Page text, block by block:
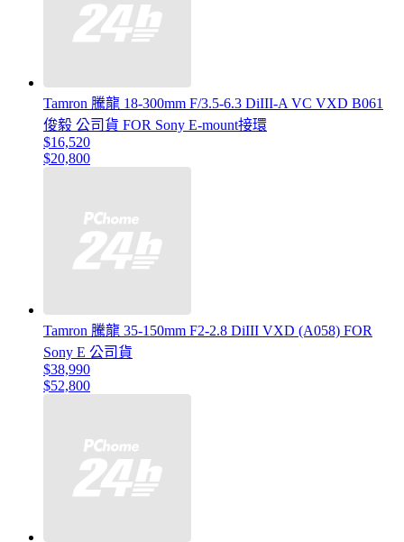
Tamron 騰龍 18-300mm F/3.5-6.3 DiIII-A VC VXD B061
俊毅 公司貨 FOR Sony E-mount接環
$16,520
$20,800
Tamron 騰龍 35-150mm F2-2.8 DiIII VXD (A058) FOR
Sony E 公司貨
$38,990
$52,800